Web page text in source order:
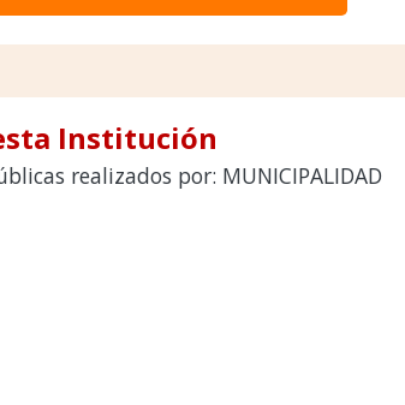
Institución
realizados por: MUNICIPALIDAD